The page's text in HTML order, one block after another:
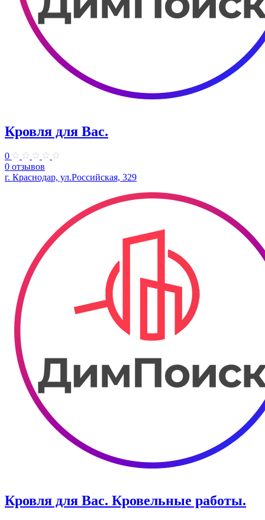
Кровля для Вас.
0
0 отзывов
г. Краснодар, ул.Российская, 329
Кровля для Вас. Кровельные работы.